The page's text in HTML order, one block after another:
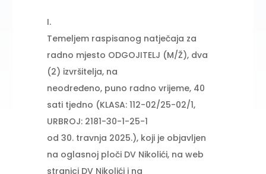
I.
Temeljem raspisanog natječaja za
radno mjesto ODGOJITELJ (M/Ž), dva
(2) izvršitelja, na
neodređeno, puno radno vrijeme, 40
sati tjedno (KLASA: 112-02/25-02/1,
URBROJ: 2181-30-1-25-1
od 30. travnja 2025.), koji je objavljen
na oglasnoj ploči DV Nikolići, na web
stranici DV Nikolići i na